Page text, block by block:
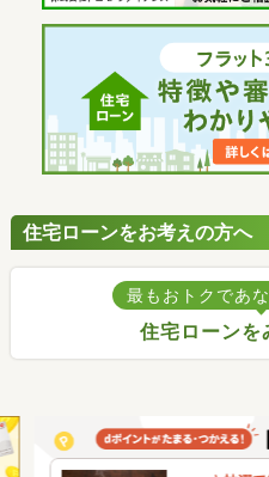
住宅ローンをお考えの方へ
最もおトクであ
住宅ローンを